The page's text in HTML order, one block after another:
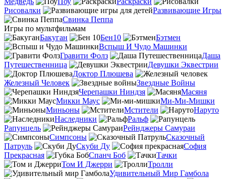
Рисовалки
Развивающие Игры
Свинка Пеппа
Игры по мультфильмам
Бакуган
Бен10
Бэтмен
Вспыш И Чудо Машинки
Гравити Фолз
Даша
Путешественница
Девушки Эквестрии
Доктор Плюшева
Железный Человек
Звездные Войны
Черепашки Ниндзя
Масяня
Микки Маус
Ми-Ми-Мишки
Миньоны
Мстители
Наруто
Наследники
Ральф
Рапунцель
Рейнджеры Самураи
Симпсоны
Сказочный
Патруль
Скуби Ду
София
Прекрасная
Спанч Боб
Тачки
Том И Джерри
Тролли
Удивительный Мир Гамбола